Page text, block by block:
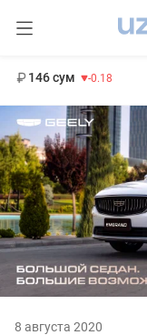
146 сум -0.18
8 августа 2020